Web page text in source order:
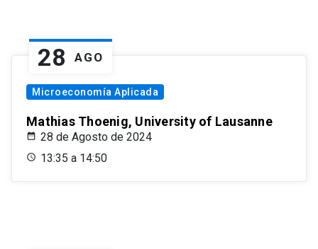
28 AGO
Microeconomía Aplicada
Mathias Thoenig, University of Lausanne
28 de Agosto de 2024
13:35 a 14:50